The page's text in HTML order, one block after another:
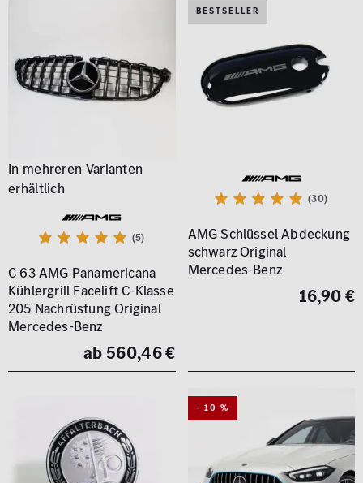
(5)
C 63 AMG Panamericana
Kühlergrill Facelift C-Klasse
205 Nachrüstung Original
Mercedes-Benz
ab 560,46 €
BESTSELLER
(30)
AMG Schlüssel Abdeckung
schwarz Original
Mercedes-Benz
16,90 €
- 10 %